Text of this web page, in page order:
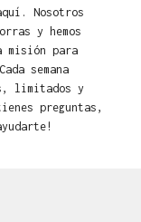
Nosotros
y hemos
misión para
semana
limitados y
preguntas,